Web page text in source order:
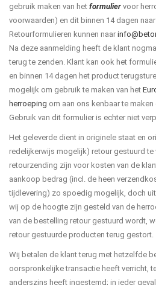
gebruik maken van het formulier voor
voorwaarden) en dit binnen 14 dagen
Retourformulieren kunnen naar
Na deze aanmelding heeft de klant
terug te zenden. Klant kan ook het
en binnen 14 dagen het product
mogelijk om gebruik te maken van het
herroeping om aan ons kenbaar te
Gebruik van dit formulier is echter niet
Het geleverde dient in originele staat en
redelijkerwijs mogelijk) retour gestuurd te
retourzending zijn voor kosten van de
aankoop bedrag (incl. de heen
tijdlevering) zo spoedig mogelijk, doch
wij op de hoogte zijn gesteld van de
van de bestelling retour gestuurd wordt,
retour gestuurde producten terug gestort.
Wij betalen de klant terug met hetzelfde
oorspronkelijke transactie heeft verricht,
anderszins heeft ingestemd; in ieder